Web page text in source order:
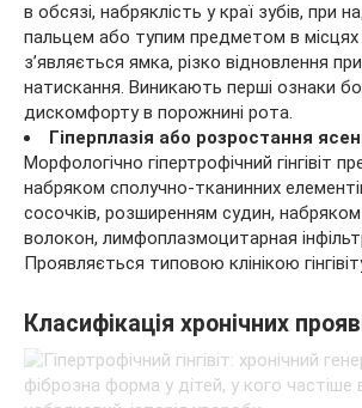
в обсязі, набряклість у краї зубів, при
пальцем або тупим предметом в місцях
з’являється ямка, різко відновлення
натискання. Виникають перші ознаки
дискомфорту в порожнині рота.
Гіперплазія або розростання
Морфологічно гіпертрофічний гінгівіт
набряком сполучно-тканинних
сосочків, розширенням судин,
волокон, лимфоплазмоцитарная
Проявляється типовою клінікою
Класифікація хронічних